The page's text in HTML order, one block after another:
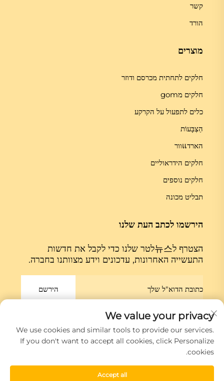
קשר
הורד
מוצרים
חלקים לתחתית מכרסם ודוזר
חלקים מgom
כלים לתפעול על הקרקע
הַצְבָּעוֹת
הארדแוור
חלקים הידראוליים
חלקים נוספים
תבליט מכונה
הירשמו לכתב העת שלנו
הצטרף ל뉴스לטר שלנו כדי לקבל את חדשות
התעשייה האחרונות, עדכונים וידע מצוותנו בחברה.
הירשם
כל הזכויות זכויות שמורות שמורות © חברת שיאמנן גלוב מACHINE קואלטד.
מדיניות הפרטיות
We value your privacy
We use cookies and similar tools to provide our services.
If you don't want to accept all cookies, click Personalize
cookies.
Accept all